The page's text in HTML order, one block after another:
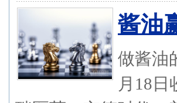
酱油
做酱油
月18